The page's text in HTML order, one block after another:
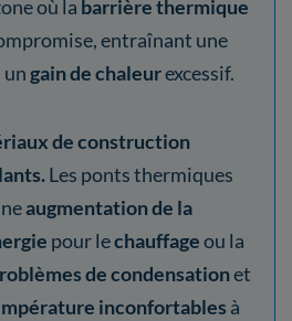
où la barrière thermique
entraînant une
ungain de chaleurexcessif.
de construction
Les ponts thermiques
augmentation de la
pour lechauffageou la
de condensationet
inconfortables à